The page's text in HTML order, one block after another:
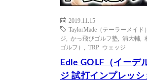
2019.11.15
TaylorMade（テーラーメイド）
ジ
かっ飛びゴルフ塾 浦大輔
ゴルフ）
TRP ウェッジ
Edle GOLF（イーデ
ジ 試打インプレッ